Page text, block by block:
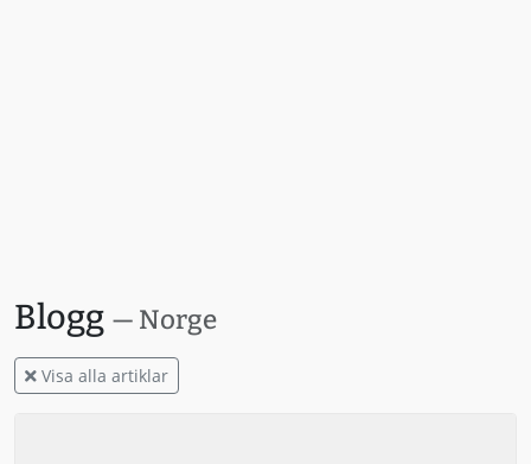
Blogg — Norge
Visa alla artiklar